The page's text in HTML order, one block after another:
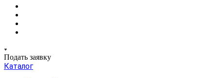
Подать заявку
Каталог